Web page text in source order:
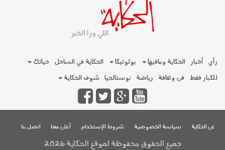
رأي أخبار الحكاية ومافيها بولوتيكا الحكاية في الساحل
حياتك
للكبار فقط فن وثقافة رياضة نوستالجيا شوف الحكاية
عن الحكاية سياسة الخصوصية شروط الإستخدام أعلن معنا اتصل بنا
جميع الحقوق محفوظة لموقع الحكاية 2026